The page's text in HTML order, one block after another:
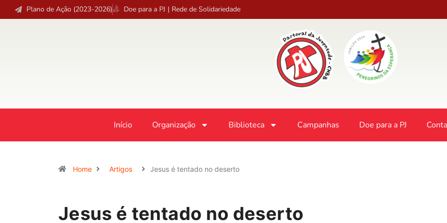
Plano de Ação (2023-2026) Doe para a PJ | Rede de Solidariedade
Início Organização Biblioteca Campanhas Doe para a PJ
Home Artigos Jesus é tentado no deserto
Jesus é tentado no deserto